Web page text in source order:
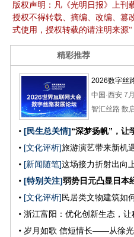
版权声明：凡《光明日报》上刊
授权不得转载、摘编、改编、篡
式使用，授权转载的请注明来源“